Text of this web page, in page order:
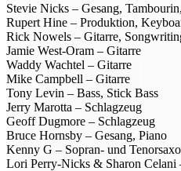
Stevie Nicks – Gesang,
Rupert Hine – Produktion,
Rick Nowels – Gitarre,
Jamie West-Oram – Gitarre
Waddy Wachtel – Gitarre
Mike Campbell – Gitarre
Tony Levin – Bass, Stick Bass
Jerry Marotta – Schlagzeug
Geoff Dugmore – Schlagzeug
Bruce Hornsby – Gesang, Piano
Kenny G – Sopran- und
Lori Perry-Nicks & Sharon Celani